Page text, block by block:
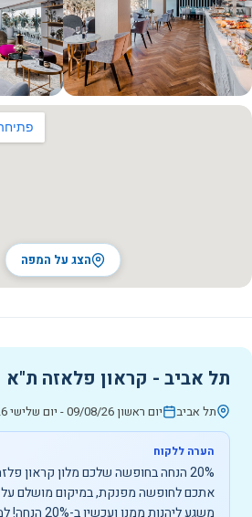
כל
הצג על המפה
תל אביב - קראון פלאזה ת"א
תל אביב יום ראשון 09/08/26 - יום שלישי 11/08/26
הערה ללקוח
20% הנחה בחופשה שלכם מלון קראון
אתכם לחופשה מפנקת, במיקום מושלם על
משגע ליהנות ממנו